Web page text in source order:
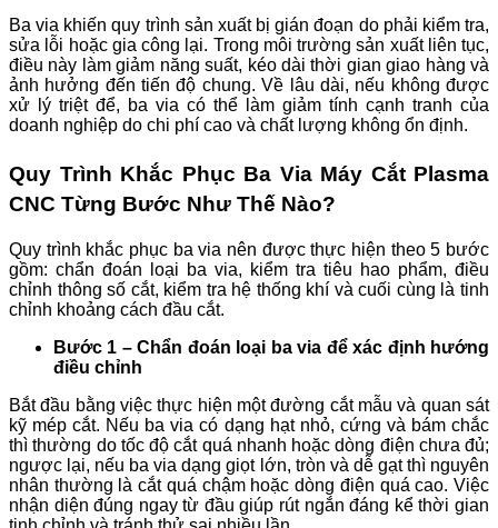
Ba via khiến quy trình sản xuất bị gián đoạn do phải kiểm tra,
sửa lỗi hoặc gia công lại. Trong môi trường sản xuất liên tục,
điều này làm giảm năng suất, kéo dài thời gian giao hàng và
ảnh hưởng đến tiến độ chung. Về lâu dài, nếu không được
xử lý triệt để, ba via có thể làm giảm tính cạnh tranh của
doanh nghiệp do chi phí cao và chất lượng không ổn định.
Quy Trình Khắc Phục Ba Via Máy Cắt Plasma
CNC Từng Bước Như Thế Nào?
Quy trình khắc phục ba via nên được thực hiện theo 5 bước
gồm: chẩn đoán loại ba via, kiểm tra tiêu hao phẩm, điều
chỉnh thông số cắt, kiểm tra hệ thống khí và cuối cùng là tinh
chỉnh khoảng cách đầu cắt.
Bước 1 – Chẩn đoán loại ba via để xác định hướng
điều chỉnh
Bắt đầu bằng việc thực hiện một đường cắt mẫu và quan sát
kỹ mép cắt. Nếu ba via có dạng hạt nhỏ, cứng và bám chắc
thì thường do tốc độ cắt quá nhanh hoặc dòng điện chưa đủ;
ngược lại, nếu ba via dạng giọt lớn, tròn và dễ gạt thì nguyên
nhân thường là cắt quá chậm hoặc dòng điện quá cao. Việc
nhận diện đúng ngay từ đầu giúp rút ngắn đáng kể thời gian